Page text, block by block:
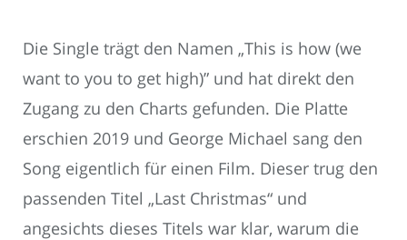
Die Single trägt den Namen „This is how (we
want to you to get high)” und hat direkt den
Zugang zu den Charts gefunden. Die Platte
erschien 2019 und George Michael sang den
Song eigentlich für einen Film. Dieser trug den
passenden Titel „Last Christmas“ und
angesichts dieses Titels war klar, warum die